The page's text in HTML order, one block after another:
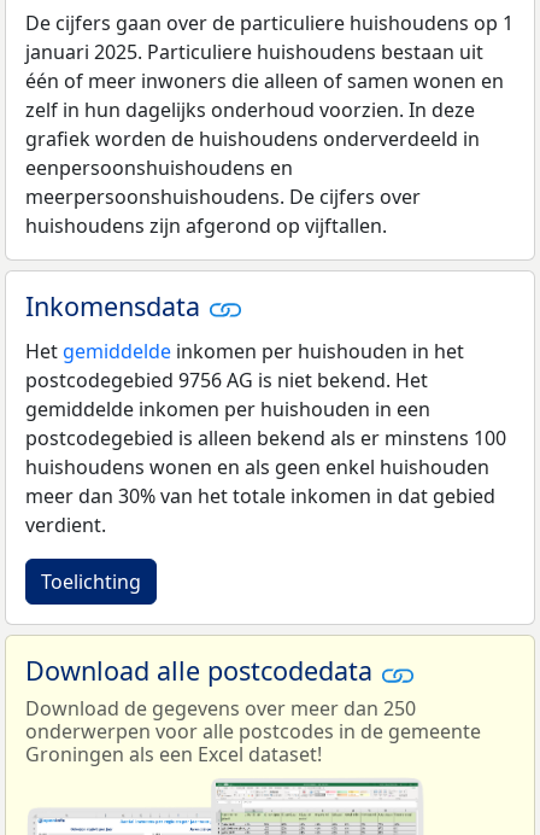
De cijfers gaan over de particuliere huishoudens op 1
januari 2025. Particuliere huishoudens bestaan uit
één of meer inwoners die alleen of samen wonen en
zelf in hun dagelijks onderhoud voorzien. In deze
grafiek worden de huishoudens onderverdeeld in
eenpersoonshuishoudens en
meerpersoonshuishoudens. De cijfers over
huishoudens zijn afgerond op vijftallen.
Inkomensdata
Het gemiddelde inkomen per huishouden in het
postcodegebied 9756 AG is niet bekend. Het
gemiddelde inkomen per huishouden in een
postcodegebied is alleen bekend als er minstens 100
huishoudens wonen en als geen enkel huishouden
meer dan 30% van het totale inkomen in dat gebied
verdient.
Toelichting
Download alle postcodedata
Download de gegevens over meer dan 250
onderwerpen voor alle postcodes in de gemeente
Groningen als een Excel dataset!